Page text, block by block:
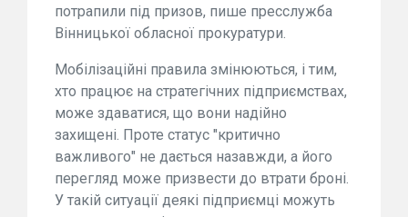
потрапили під призов, пише пресслужба
Вінницької обласної прокуратури.
Мобілізаційні правила змінюються, і тим,
хто працює на стратегічних підприємствах,
може здаватися, що вони надійно
захищені. Проте статус "критично
важливого" не дається назавжди, а його
перегляд може призвести до втрати броні.
У такій ситуації деякі підприємці можуть